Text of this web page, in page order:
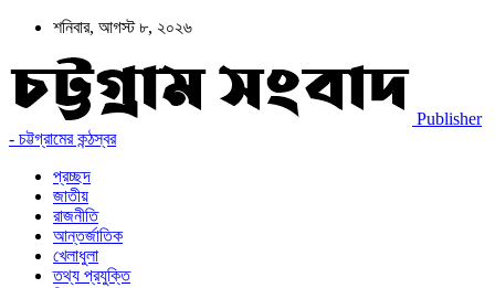
শনিবার, আগস্ট ৮, ২০২৬
Publisher
- চট্টগ্রামের কন্ঠস্বর
প্রচ্ছদ
জাতীয়
রাজনীতি
আন্তর্জাতিক
খেলাধুলা
তথ্য প্রযুক্তি